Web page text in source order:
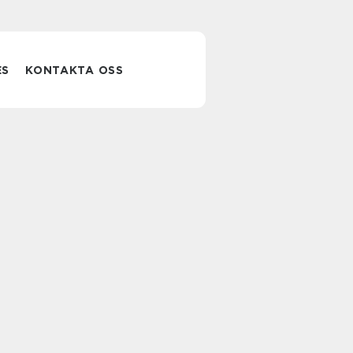
KONTAKTA OSS